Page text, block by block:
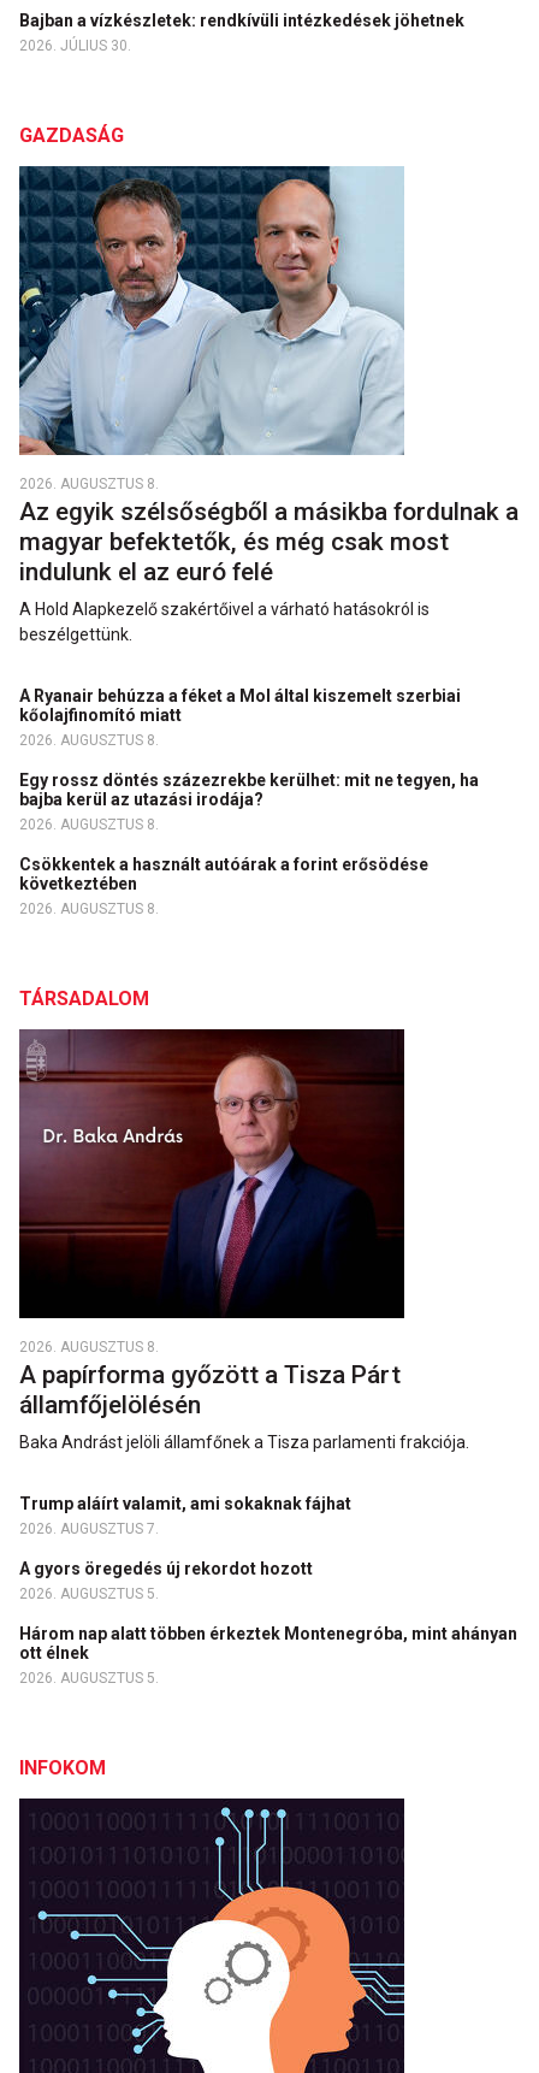
Bajban a vízkészletek: rendkívüli intézkedések jöhetnek
2026. JÚLIUS 30.
GAZDASÁG
2026. AUGUSZTUS 8.
Az egyik szélsőségből a másikba fordulnak a
magyar befektetők, és még csak most
indulunk el az euró felé
A Hold Alapkezelő szakértőivel a várható hatásokról is
beszélgettünk.
A Ryanair behúzza a féket a Mol által kiszemelt szerbiai
kőolajfinomító miatt
2026. AUGUSZTUS 8.
Egy rossz döntés százezrekbe kerülhet: mit ne tegyen, ha
bajba kerül az utazási irodája?
2026. AUGUSZTUS 8.
Csökkentek a használt autóárak a forint erősödése
következtében
2026. AUGUSZTUS 8.
TÁRSADALOM
2026. AUGUSZTUS 8.
A papírforma győzött a Tisza Párt
államfőjelölésén
Baka Andrást jelöli államfőnek a Tisza parlamenti frakciója.
Trump aláírt valamit, ami sokaknak fájhat
2026. AUGUSZTUS 7.
A gyors öregedés új rekordot hozott
2026. AUGUSZTUS 5.
Három nap alatt többen érkeztek Montenegróba, mint ahányan
ott élnek
2026. AUGUSZTUS 5.
INFOKOM